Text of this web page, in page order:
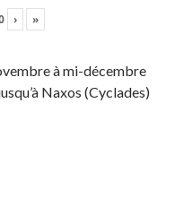
› »
à mi-décembre
Naxos (Cyclades)